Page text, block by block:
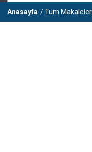
Anasayfa / Tüm Makaleler